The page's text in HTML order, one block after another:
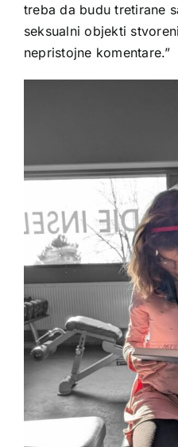
treba da budu tretirane
seksualni objekti
nepristojne komentare.”